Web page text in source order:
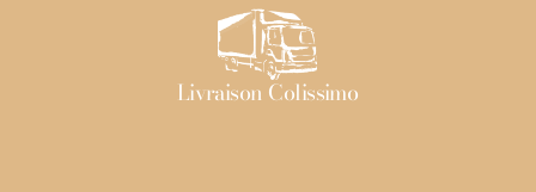
Livraison Colissimo